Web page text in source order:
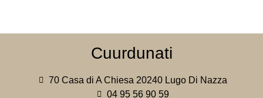
Cuurdunati
70 Casa di A Chiesa 20240 Lugo Di Nazza
04 95 56 90 59